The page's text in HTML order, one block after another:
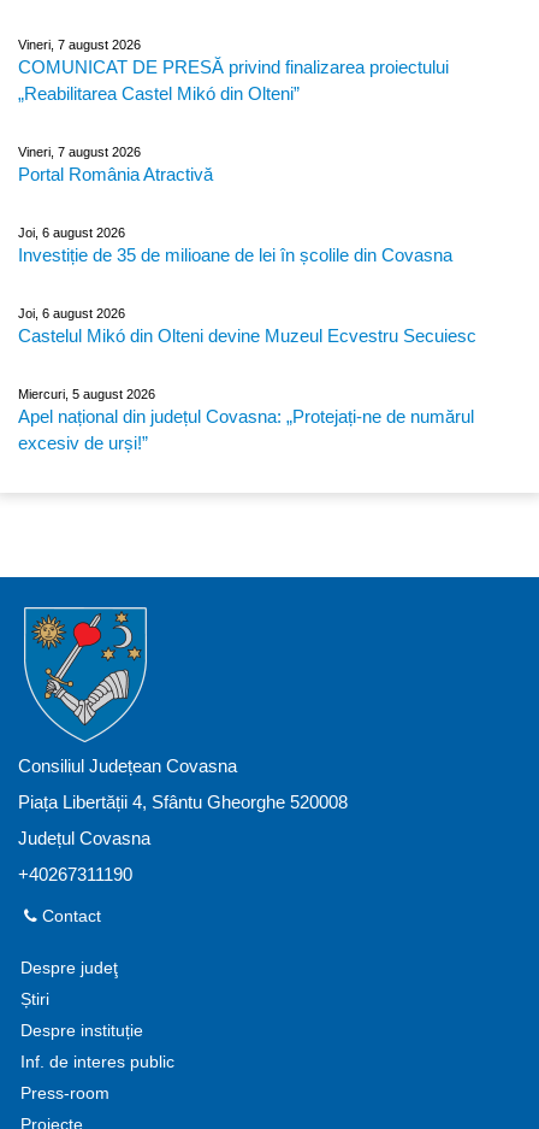
Vineri, 7 august 2026
COMUNICAT DE PRESĂ privind finalizarea proiectului
„Reabilitarea Castel Mikó din Olteni”
Vineri, 7 august 2026
Portal România Atractivă
Joi, 6 august 2026
Investiție de 35 de milioane de lei în școlile din Covasna
Joi, 6 august 2026
Castelul Mikó din Olteni devine Muzeul Ecvestru Secuiesc
Miercuri, 5 august 2026
Apel național din județul Covasna: „Protejați-ne de numărul
excesiv de urși!”
Consiliul Județean Covasna
Piața Libertății 4, Sfântu Gheorghe 520008
Județul Covasna
+40267311190
Contact
Despre judeţ
Știri
Despre instituție
Inf. de interes public
Press-room
Proiecte